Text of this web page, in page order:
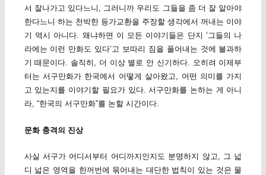
서 잘나가고 있다느니, 그러니까 우리도 그들을 좀 더 잘 알아야
한다느니 하는 천박한 등가교환을 주장할 생각에서 꺼내는 이야
기 역시 아니다. 왜냐하면 이 모든 이야기들은 단지 ‘그들의 나
라에는 이런 만화도 있다’고 보따리 짐을 풀어내는 것에 불과하
기 때문이다. 솔직히, 더 이상 별로 안 신기하다. 오히려 이제부
터는 서구만화가 한국에서 어떻게 살아왔고, 어떤 의미를 가지
고 있는지를 이야기할 필요가 있다. 서구만화를 논하는 게 아니
라, “한국의 서구만화”를 논할 시간이다.
문화 충격의 진상
사실 서구가 어디서부터 어디까지인지도 분명하지 않고, 그 넓
디 넓은 영역을 한꺼번에 묶어내는 대단한 법칙이 있는 것은 물